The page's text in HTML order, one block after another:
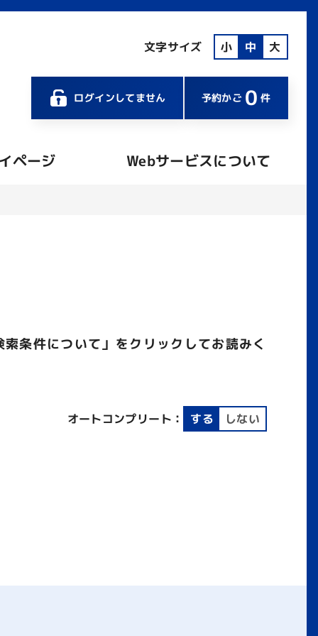
文字サイズ 小 中 大
ログインしてません 予約かご 0 件
ページ Webサービスについて
条件について」をクリックしてお読みく
オートコンプリート： する しない